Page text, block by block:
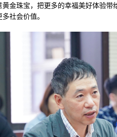
黄金珠宝，把更多的幸福美好体验
社会价值。